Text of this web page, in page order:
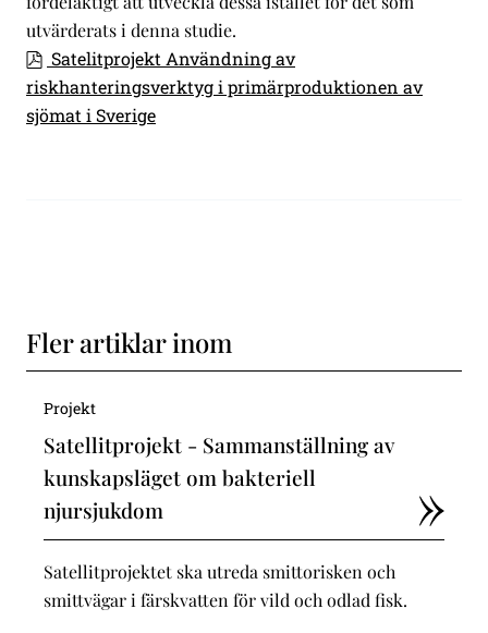
utvärderats i denna studie.
Satelitprojekt Användning av
riskhanteringsverktyg i primärproduktionen av
sjömat i Sverige
Fler artiklar inom
Projekt
Satellitprojekt - Sammanställning av
kunskapsläget om bakteriell
njursjukdom
Satellitprojektet ska utreda smittorisken och
smittvägar i färskvatten för vild och odlad fisk.